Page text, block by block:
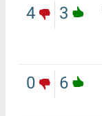
3
4
6
0